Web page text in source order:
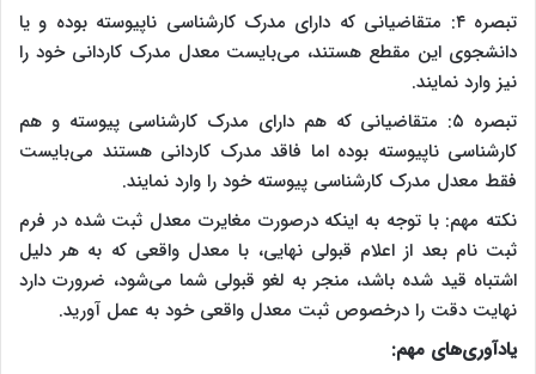
تبصره ‌۴: متقاضیانی که دارای مدرک کارشناسی ناپیوسته بوده و یا
دانشجوی این مقطع هستند، می‌بایست معدل مدرک کاردانی خود را
نیز وارد نمایند.
تبصره ۵: متقاضیانی که هم دارای مدرک کارشناسی پیوسته و هم
کارشناسی ناپیوسته بوده اما فاقد مدرک کاردانی هستند می‌بایست
فقط معدل مدرک کارشناسی پیوسته خود را وارد نمایند.
نکته مهم: با توجه به اینکه درصورت مغایرت معدل ثبت شده در فرم
ثبت نام بعد از اعلام قبولی نهایی، با معدل واقعی که به هر دلیل
اشتباه قید شده باشد، منجر به لغو قبولی شما می‌شود، ضرورت دارد
نهایت دقت را درخصوص ثبت معدل واقعی خود به عمل آورید.
یادآوری‌های مهم: